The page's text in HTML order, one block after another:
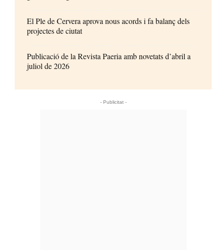
El Ple de Cervera aprova nous acords i fa balanç dels
projectes de ciutat
Publicació de la Revista Paeria amb novetats d’abril a
juliol de 2026
- Publicitat -